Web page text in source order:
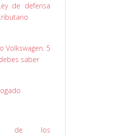
de defensa
Volkswagen. 5
saber
de los